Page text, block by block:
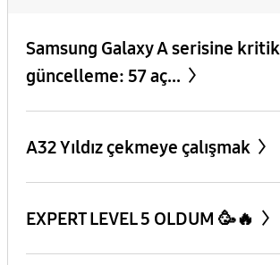
Samsung Galaxy A serisine kritik
güncelleme: 57 aç...
A32 Yıldız çekmeye çalışmak
EXPERT LEVEL 5 OLDUM 🥳🔥